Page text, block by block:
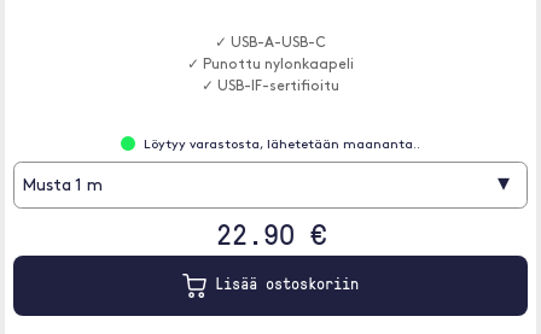
✓ USB-A-USB-C
✓ Punottu nylonkaapeli
✓ USB-IF-sertifioitu
Löytyy varastosta, lähetetään maananta..
Musta 1 m ▾
22.90 €
Lisää ostoskoriin